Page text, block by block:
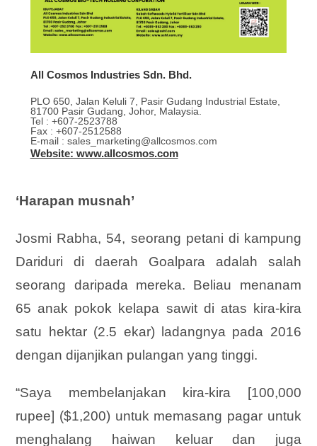
All Cosmos Industries Sdn. Bhd.
PLO 650, Jalan Keluli 7, Pasir Gudang Industrial Estate,
81700 Pasir Gudang, Johor, Malaysia.
Tel : +607-2523788
Fax : +607-2512588
E-mail : sales_marketing@allcosmos.com
Website: www.allcosmos.com
‘Harapan musnah’
Josmi Rabha, 54, seorang petani di kampung
Dariduri di daerah Goalpara adalah salah
seorang daripada mereka. Beliau menanam
65 anak pokok kelapa sawit di atas kira-kira
satu hektar (2.5 ekar) ladangnya pada 2016
dengan dijanjikan pulangan yang tinggi.
“Saya membelanjakan kira-kira [100,000
rupee] ($1,200) untuk memasang pagar untuk
menghalang haiwan keluar dan juga